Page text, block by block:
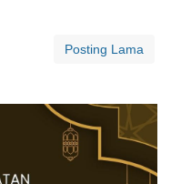
Posting Lama